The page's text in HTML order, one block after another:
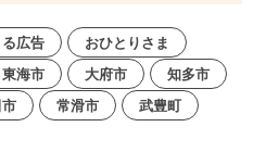
広告
おひとりさま
東海市 大府市
知多市
常滑市
武豊町